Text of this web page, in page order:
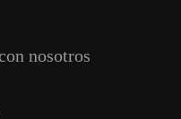
nosotros